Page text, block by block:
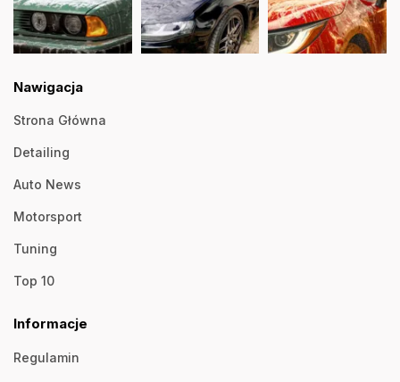
Nawigacja
Strona Główna
Detailing
Auto News
Motorsport
Tuning
Top 10
Informacje
Regulamin